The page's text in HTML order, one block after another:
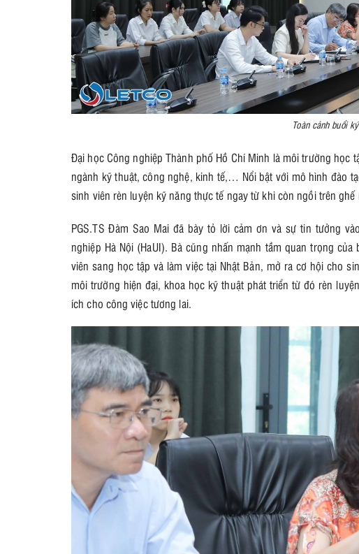
Toàn cảnh buổi
Đại học Công nghiệp Thành phố Hồ Chí Minh là môi trường
ngành kỹ thuật, công nghệ, kinh tế,… Nổi bật với mô hình đào
sinh viên rèn luyện kỹ năng thực tế ngay từ khi còn ngồi trên
PGS.TS Đàm Sao Mai đã bày tỏ lời cảm ơn và sự tin tưởng
nghiệp Hà Nội (HaUI). Bà cũng nhấn mạnh tầm quan trọng
viên sang học tập và làm việc tại Nhật Bản, mở ra cơ hội cho
môi trường hiện đại, khoa học kỹ thuật phát triển từ đó rèn
ích cho công việc tương lai.